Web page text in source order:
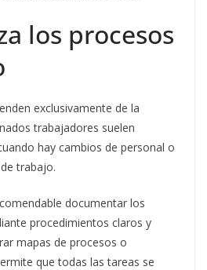
los procesos
exclusivamente de la
trabajadores suelen
hay cambios de personal o
trabajo.
documentar los
procedimientos claros y
mapas de procesos o
que todas las tareas se